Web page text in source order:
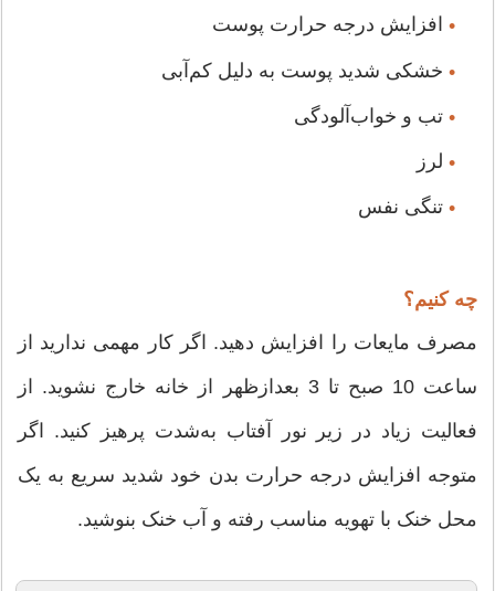
•افزایش درجه حرارت پوست
•خشکی شدید پوست به دلیل کم‌آبی
•تب و خواب‌آلودگی
•لرز
•تنگی نفس
چه کنیم؟
مصرف مایعات را افزایش دهید. اگر کار مهمی ندارید از
ساعت 10 صبح تا 3 بعدازظهر از خانه خارج نشوید. از
فعالیت زیاد در زیر نور آفتاب به‌شدت پرهیز کنید. اگر
متوجه افزایش درجه حرارت بدن خود شدید سریع به یک
محل خنک با تهویه مناسب رفته و آب خنک بنوشید.